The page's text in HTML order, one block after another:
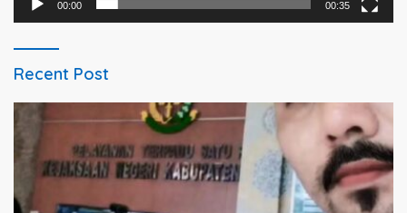
00:00 00:35
Recent Post